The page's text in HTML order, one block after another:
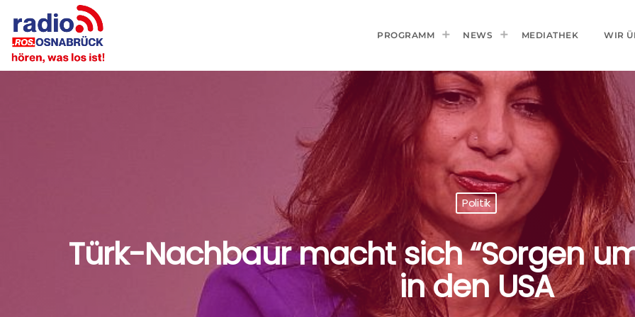
PROGRAMM NEWS MEDIATHEK WIR
Politik
Türk-Nachbaur macht sich “Sorgen
in den USA